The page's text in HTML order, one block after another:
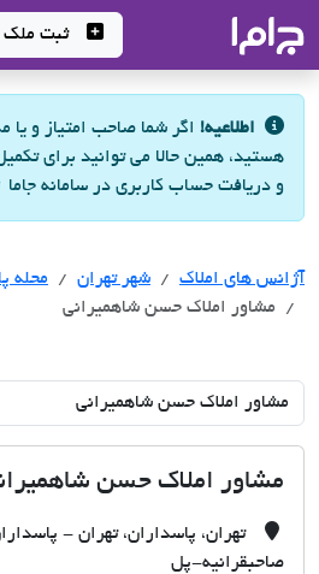
- سامانه جامع املاک
ثبت ملک
اطلاعیه! اگر شما صاحب امتیاز و یا
هستید، همین حالا می توانید برای
و دریافت حساب کاربری در سامانه جاما
آژانس های املاک آژانس های املاک
شهر تهران آژانس
محله
مشاور املاک حسن شاهمیرانی
مشاور املاک حسن
تهران، پاسداران، تهران -
صاحبقرانیه-پل